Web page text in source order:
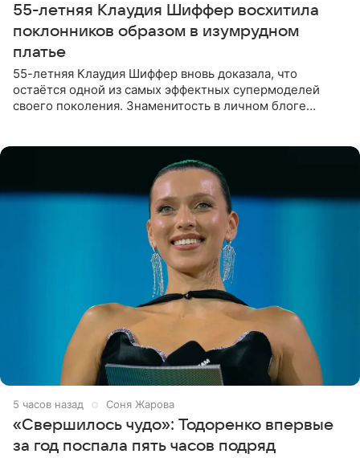
55-летняя Клаудия Шиффер восхитила
поклонников образом в изумрудном
платье
55-летняя Клаудия Шиффер вновь доказала, что
остаётся одной из самых эффектных супермоделей
своего поколения. Знаменитость в личном блоге
5 часов назад Соня Жарова
«Свершилось чудо»: Тодоренко впервые
за год поспала пять часов подряд